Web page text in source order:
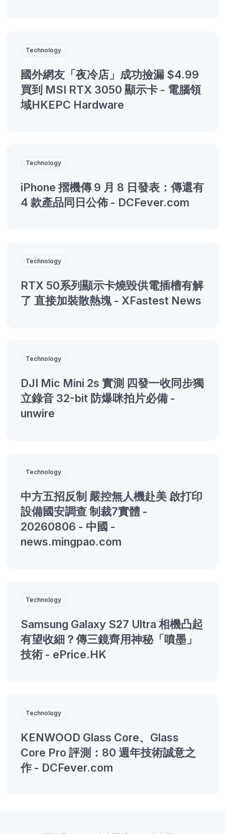
Technology
國外網友「夜冷店」成功撿漏 $4.99
買到 MSI RTX 3050 顯示卡 - 電腦領
域HKEPC Hardware
Technology
iPhone 摺機傳 9 月 8 日發表：傳還有
4 款產品同日公佈 - DCFever.com
Technology
RTX 50系列顯示卡燒毀供電插槽有解
了 直接加裝散熱塊 - XFastest News
Technology
DJI Mic Mini 2s 實測 四發一收同步獨
立錄音 32-bit 防爆咪拍片必備 -
unwire
Technology
中方五招反制 嚴控無人機赴美 啟打印
設備國安調查 制裁7實體 -
20260806 - 中國 -
news.mingpao.com
Technology
Samsung Galaxy S27 Ultra 相機凸起
有望收細？傳三鏡齊用神秘「噴墨」
技術 - ePrice.HK
Technology
KENWOOD Glass Core、Glass
Core Pro 評測：80 週年技術誠意之
作 - DCFever.com